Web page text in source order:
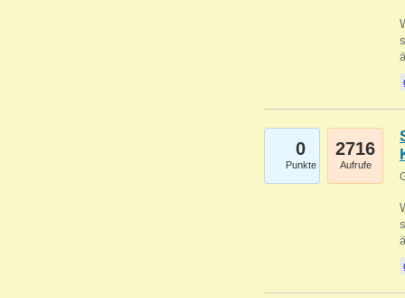
0
Punkte
2716
Aufrufe